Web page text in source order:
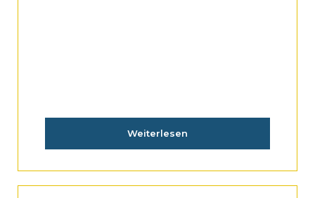
Weiterlesen